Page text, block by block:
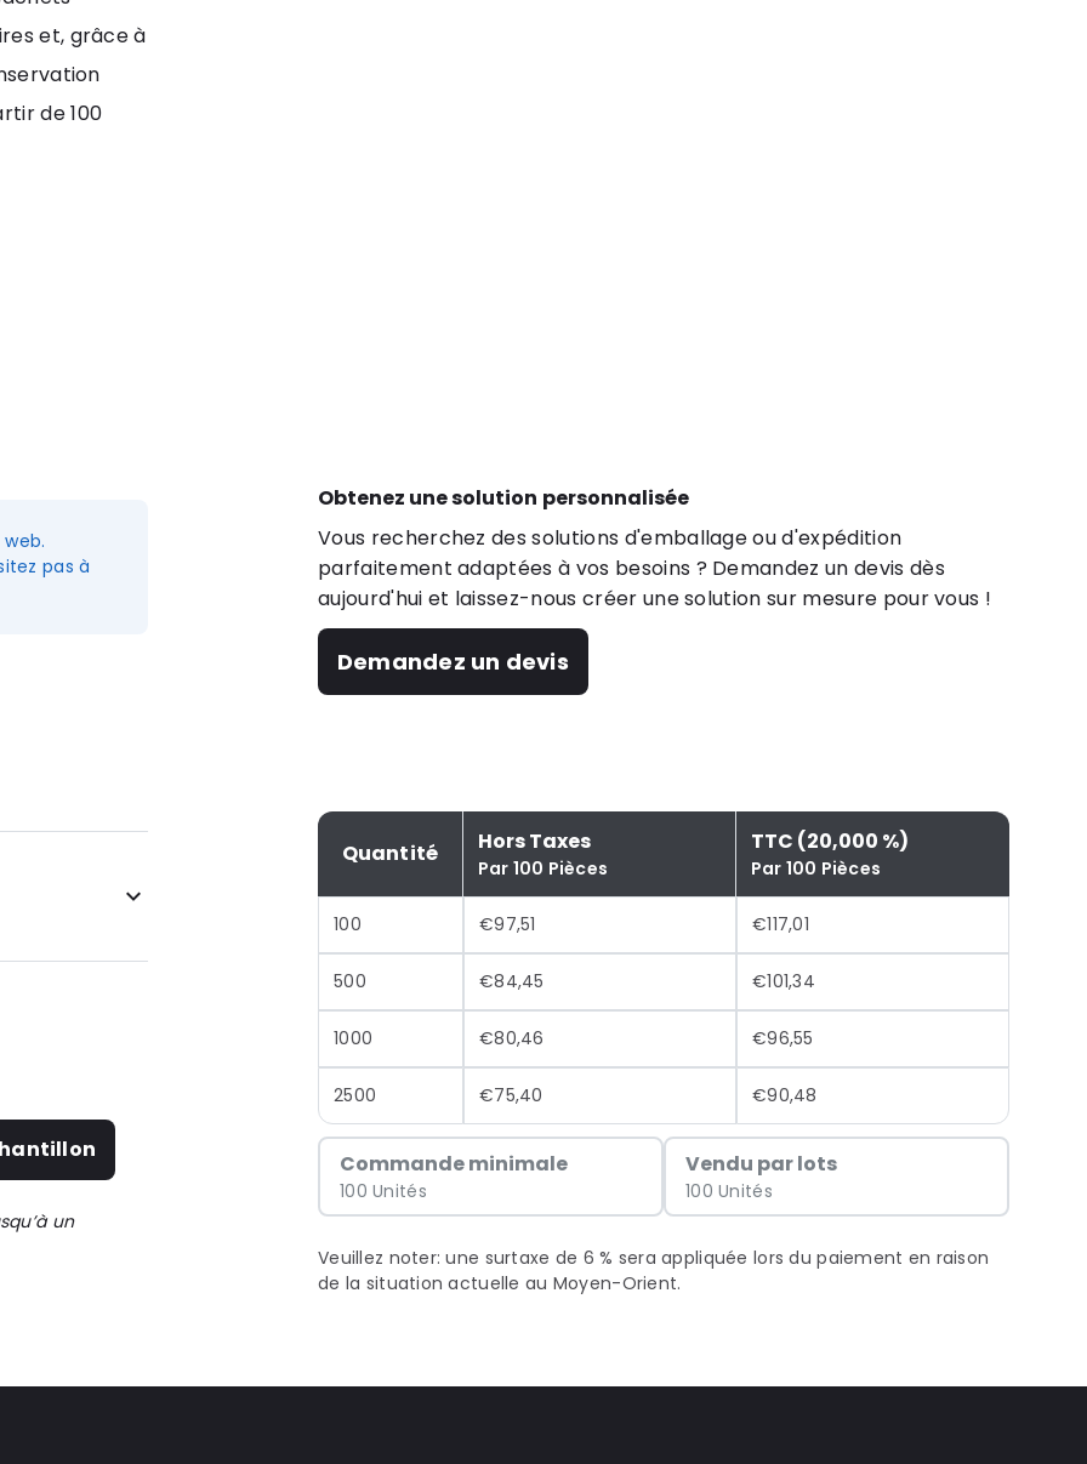
Obtenez une solution personnalisée
Vous recherchez des solutions d'emballage ou d'expédition
parfaitement adaptées à vos besoins ? Demandez un devis dès
aujourd'hui et laissez-nous créer une solution sur mesure pour vous !
Demandez un devis
Quantité Hors Taxes
Par 100 Pièces
TTC (20,000 %)
Par 100 Pièces
100 €97,51 €117,01
500 €84,45 €101,34
1000 €80,46 €96,55
2500 €75,40 €90,48
Commande minimale
100 Unités
Vendu par lots
100 Unités
Veuillez noter: une surtaxe de 6 % sera appliquée lors du paiement en raison
de la situation actuelle au Moyen-Orient.
et, grâce à
de 100
pas à
un